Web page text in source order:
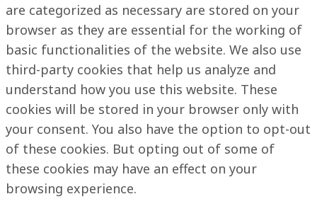
are categorized as necessary are stored on your
browser as they are essential for the working of
basic functionalities of the website. We also use
third-party cookies that help us analyze and
understand how you use this website. These
cookies will be stored in your browser only with
your consent. You also have the option to opt-out
of these cookies. But opting out of some of
these cookies may have an effect on your
browsing experience.